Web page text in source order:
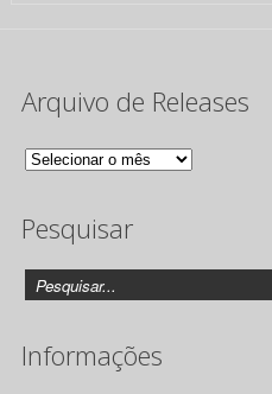
Arquivo de Releases
Arquivo
Releases
Pesquisar
Informações